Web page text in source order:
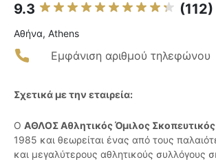
9.3 (112)
Αθήνα, Athens
Εμφάνιση αριθμού τηλεφώνου
Σχετικά με την εταιρεία:
Ο ΑΘΛΟΣ Αθλητικός Όμιλος Σκοπευτικός
1985 και θεωρείται ένας από τους
και μεγαλύτερους αθλητικούς συλλόγους